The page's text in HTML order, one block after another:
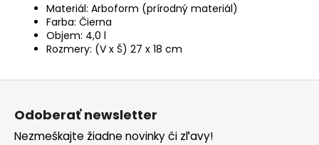
Materiál: Arboform (prírodný materiál)
Farba: Čierna
Objem: 4,0 l
Rozmery: (V x Š) 27 x 18 cm
Z
Odoberať newsletter
Nezmeškajte žiadne novinky či zľavy!